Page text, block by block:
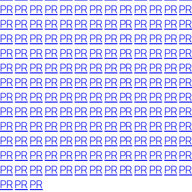
PRPR PR PR PRPR PR PR PR PR PR PRPR
PRPR PR PR PRPR PR PR PR PR PR PRPR
PRPR PR PR PRPR PR PR PR PR PR PRPR
PRPR PR PR PRPR PR PR PR PR PR PRPR
PRPR PR PR PRPR PR PR PR PR PR PRPR
PRPR PR PR PRPR PR PR PR PR PR PRPR
PRPR PR PR PRPR PR PR PR PR PR PRPR
PRPR PR PR PRPR PR PR PR PR PR PRPR
PRPR PR PR PRPR PR PR PR PR PR PRPR
PRPR PR PR PRPR PR PR PR PR PR PRPR
PRPR PR PR PRPR PR PR PR PR PR PRPR
PRPR PR PR PRPR PR PR PR PR PR PRPR
PRPR PR